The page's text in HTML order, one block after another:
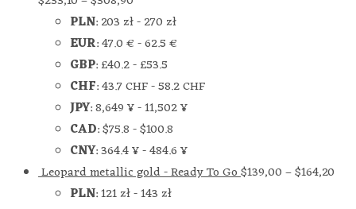
PLN:203 zł-270 zł
EUR:47.0 €-62.5 €
GBP:£40.2-£53.5
CHF:43.7 CHF-58.2 CHF
JPY:8,649 ¥-11,502 ¥
CAD:$75.8-$100.8
CNY:364.4 ¥-484.6 ¥
Leopard metallic gold - Ready To Go$139,00–$164,20
PLN:121 zł-143 zł